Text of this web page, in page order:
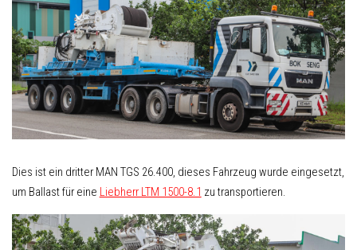
Dies ist ein dritter MAN TGS 26.400, dieses Fahrzeug wurde eingesetzt,
um Ballast für eine Liebherr LTM 1500-8.1 zu transportieren.